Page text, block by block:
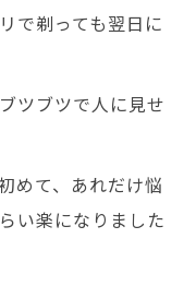
で剃っても翌日に
ツブツで人に見せ
めて、あれだけ悩
い楽になりました